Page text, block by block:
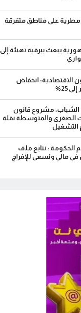
على مناطق متفرقة
يبعث ببرقية تهنئة إلى
الاقتصادية: انخفاض
25%
الشباب: مشروع قانون
والمتوسطة نقلة
التشغيل
الحكومة : نتابع ملف
في مالي ونسعى للإفراج